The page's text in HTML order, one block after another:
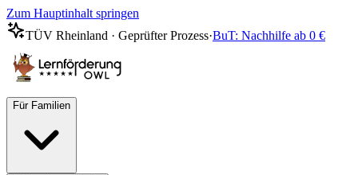
Zum Hauptinhalt springen
TÜV Rheinland · Geprüfter Prozess·BuT: Nachhilfe ab 0 €
Für Familien